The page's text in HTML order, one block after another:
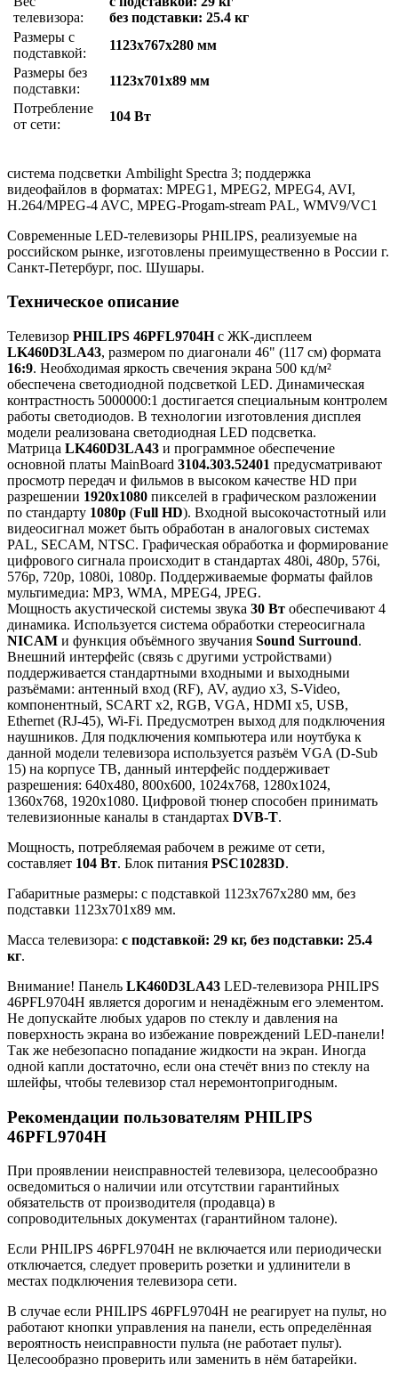
телевизора:
без подставки: 25.4 кг
Размеры с
подставкой:
1123x767x280 мм
Размеры без
подставки:
1123x701x89 мм
Потребление
от сети:
104 Вт
система подсветки Ambilight Spectra 3; поддержка
видеофайлов в форматах: MPEG1, MPEG2, MPEG4, AVI,
H.264/MPEG-4 AVC, MPEG-Progam-stream PAL, WMV9/VC1
Современные LED-телевизоры PHILIPS, реализуемые на
российском рынке, изготовлены преимущественно в России г.
Санкт-Петербург, пос. Шушары.
Техническое описание
Телевизор PHILIPS 46PFL9704Hс ЖК-дисплеем
LK460D3LA43, размером по диагонали 46" (117 см) формата
16:9. Необходимая яркость свечения экрана 500 кд/м²
обеспечена светодиодной подсветкой LED. Динамическая
контрастность 5000000:1 достигается специальным контролем
работы светодиодов. В технологии изготовления дисплея
модели реализована светодиодная LED подсветка.
Матрица LK460D3LA43 и программное обеспечение
основной платы MainBoard 3104.303.52401 предусматривают
просмотр передач и фильмов в высоком качестве HD при
разрешении 1920x1080 пикселей в графическом разложении
по стандарту 1080p (Full HD). Входной высокочастотный или
видеосигнал может быть обработан в аналоговых системах
PAL, SECAM, NTSC. Графическая обработка и формирование
цифрового сигнала происходит в стандартах 480i, 480p, 576i,
576p, 720p, 1080i, 1080p. Поддерживаемые форматы файлов
мультимедиа: MP3, WMA, MPEG4, JPEG.
Мощность акустической системы звука 30 Вт обеспечивают 4
динамика. Используется система обработки стереосигнала
NICAM и функция объёмного звучания Sound Surround.
Внешний интерфейс (связь с другими устройствами)
поддерживается стандартными входными и выходными
разъёмами: антенный вход (RF), AV, аудио x3, S-Video,
компонентный, SCART x2, RGB, VGA, HDMI x5, USB,
Ethernet (RJ-45), Wi-Fi. Предусмотрен выход для подключения
наушников. Для подключения компьютера или ноутбука к
данной модели телевизора используется разъём VGA (D-Sub
15) на корпусе ТВ, данный интерфейс поддерживает
разрешения: 640x480, 800x600, 1024x768, 1280x1024,
1360x768, 1920x1080. Цифровой тюнер способен принимать
телевизионные каналы в стандартах DVB-T.
Мощность, потребляемая рабочем в режиме от сети,
составляет 104 Вт. Блок питания PSC10283D.
Габаритные размеры: с подставкой 1123x767x280 мм, без
подставки 1123x701x89 мм.
Масса телевизора: с подставкой: 29 кг, без подставки: 25.4
кг.
Внимание! Панель LK460D3LA43 LED-телевизора PHILIPS
46PFL9704H является дорогим и ненадёжным его элементом.
Не допускайте любых ударов по стеклу и давления на
поверхность экрана во избежание повреждений LED-панели!
Так же небезопасно попадание жидкости на экран. Иногда
одной капли достаточно, если она стечёт вниз по стеклу на
шлейфы, чтобы телевизор стал неремонтопригодным.
Рекомендации пользователям PHILIPS
46PFL9704H
При проявлении неисправностей телевизора, целесообразно
осведомиться о наличии или отсутствии гарантийных
обязательств от производителя (продавца) в
сопроводительных документах (гарантийном талоне).
Если PHILIPS 46PFL9704H не включается или периодически
отключается, следует проверить розетки и удлинители в
местах подключения телевизора сети.
В случае если PHILIPS 46PFL9704H не реагирует на пульт, но
работают кнопки управления на панели, есть определённая
вероятность неисправности пульта (не работает пульт).
Целесообразно проверить или заменить в нём батарейки.